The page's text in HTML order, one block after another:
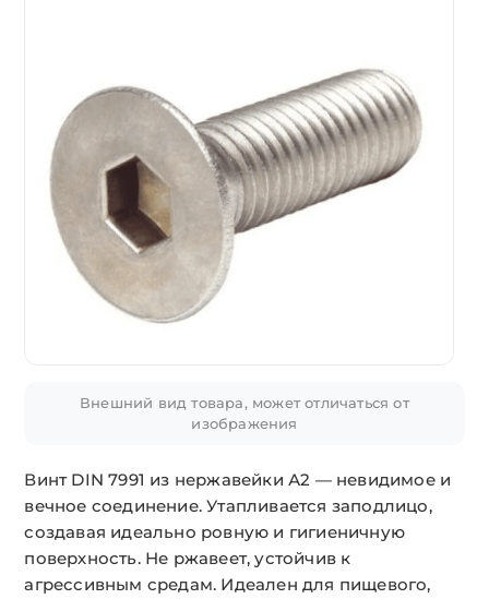
Внешний вид товара, может отличаться от
изображения
Винт DIN 7991 из нержавейки А2 — невидимое и
вечное соединение. Утапливается заподлицо,
создавая идеально ровную и гигиеничную
поверхность. Не ржавеет, устойчив к
агрессивным средам. Идеален для пищевого,